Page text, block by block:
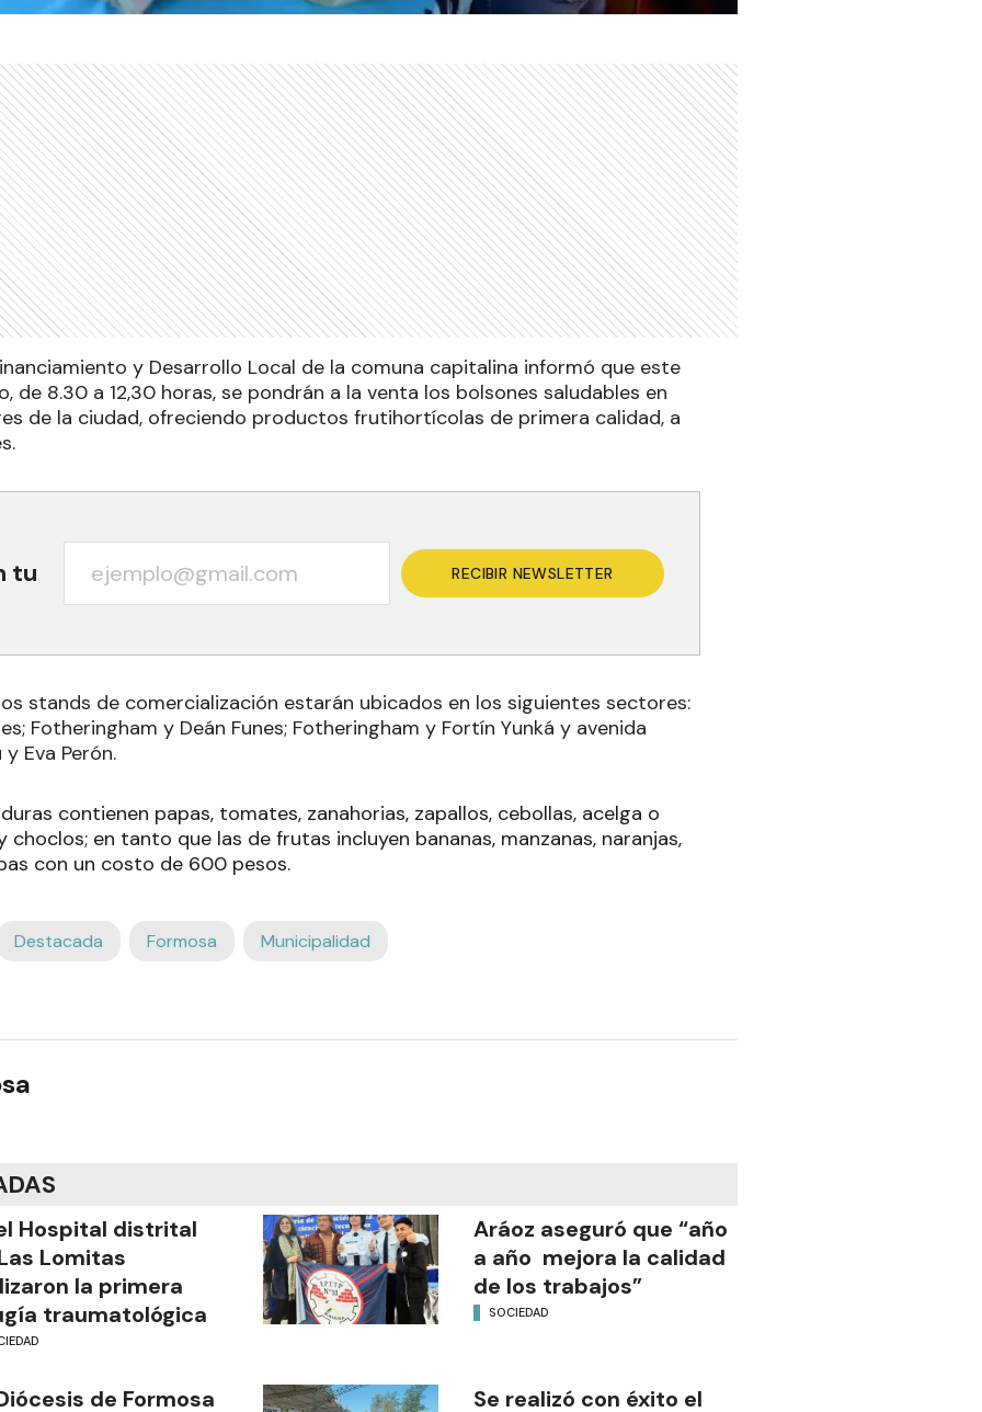
y Desarrollo Local de la comuna capitalina informó que este
de 8.30 a 12,30 horas, se pondrán a la venta los bolsones saludables en
de la ciudad, ofreciendo productos frutihortícolas de primera calidad, a
tu RECIBIR NEWSLETTER
stands de comercialización estarán ubicados en los siguientes sectores:
Fotheringham y Deán Funes; Fotheringham y Fortín Yunká y avenida
Eva Perón.
contienen papas, tomates, zanahorias, zapallos, cebollas, acelga o
choclos; en tanto que las de frutas incluyen bananas, manzanas, naranjas,
con un costo de 600 pesos.
Destacada Formosa Municipalidad
Hospital distrital
Lomitas
la primera
traumatológica
Aráoz aseguró que “año
a año mejora la calidad
de los trabajos”
SOCIEDAD
de Formosa
Se realizó con éxito el